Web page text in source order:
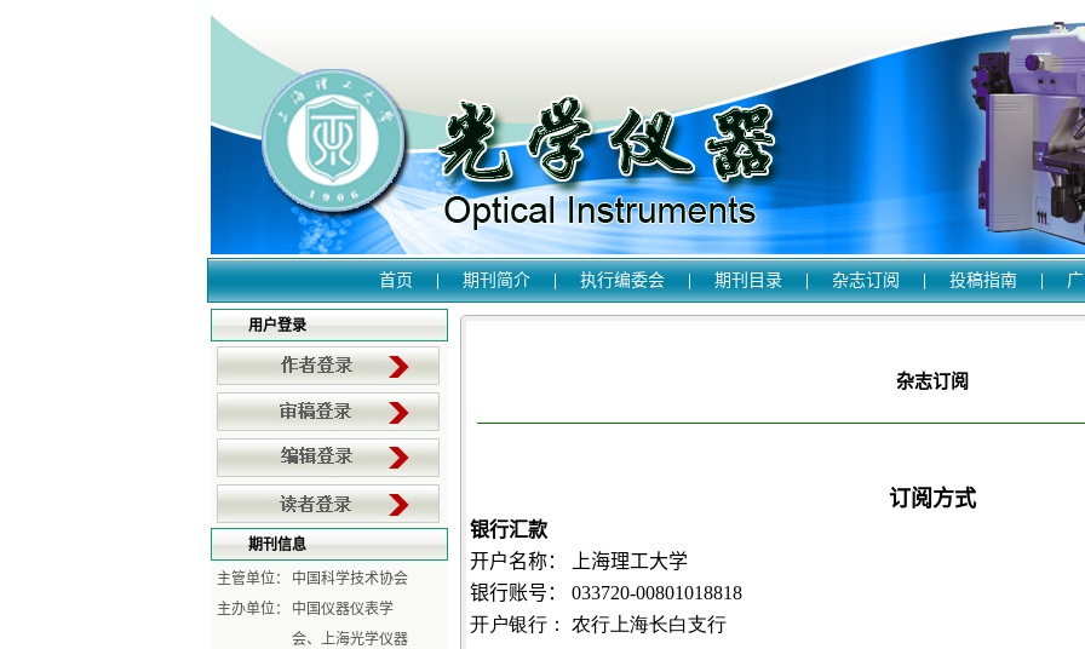
首页 期刊简介 执行编委会 期刊目录 杂志订阅 投稿指南
用户登录
期刊信息
主管单位：
中国科学技术协会
主办单位：
中国仪器仪表学
会、上海光学仪器
杂志订阅
订阅方式
银行汇款
开户名称： 上海理工大学
银行账号：
033720-00801018818
开户银行： 农行上海长白支行